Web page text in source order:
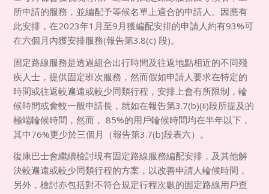
所申請的服務，並編配予等候名單上適合的申請人。因應有
此安排，在2023年1 月至9 月獲編配安排的申請人約有93%可
在六個月內獲安排服務(報告第3.8(c)段)。
固定路線服務是透過組合出行時間及往返地點相近的不同殘
疾人士，提供固定班次服務，然而假如申請人要求在特定的
時間或往返較遍遠或較少同類行程，安排上會有所限制，輪
候時間或會較一般申請長，就如在報告第3.7(b)(ii)段所提及的
極端輪候時間，然而，85%的用戶輪候時間均在半年以下，
其中76%更少於三個月（報告第3.7(b)段表六）。
復康巴士會繼續檢討現有固定路線服務編配安排，及其他解
決較遍遠或較少同類行程的方案，以改善申請人輪候時間，
另外，檢討亦包括對不符合規定行程次數的固定路線用戶查